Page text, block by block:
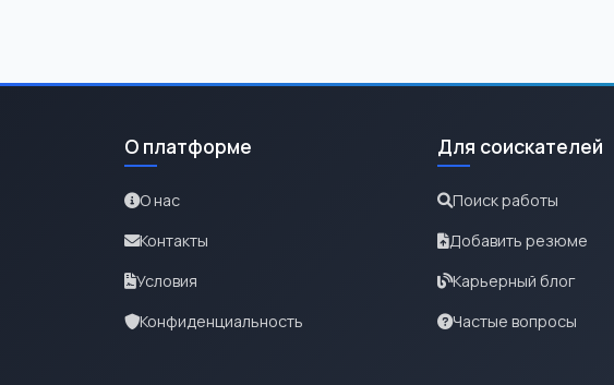
О платформе
О нас
Контакты
Условия
Конфиденциальность
Для соискателей
Поиск работы
Добавить резюме
Карьерный блог
Частые вопросы